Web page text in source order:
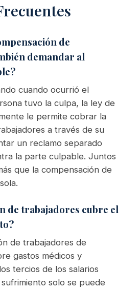
de
demandar al
cuando ocurrió el
tuvo la culpa, la ley de
le permite cobrar la
a través de su
un reclamo separado
la parte culpable. Juntos
que la compensación de
de trabajadores cubre el
de trabajadores de
gastos médicos y
tercios de los salarios
solo se puede